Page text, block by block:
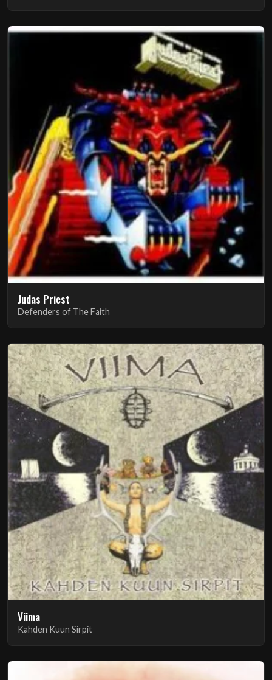
Judas Priest
Defenders of The Faith
Viima
Kahden Kuun Sirpit